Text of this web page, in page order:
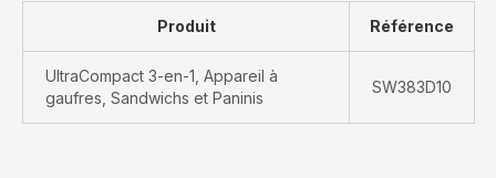
Produit Référence
UltraCompact 3-en-1, Appareil à
gaufres, Sandwichs et Paninis
SW383D10